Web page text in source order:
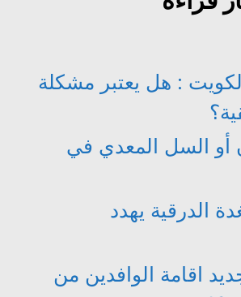
: هل يعتبر مشكلة
أو السل المعدي في
الدرقية يهدد
اقامة الوافدين من